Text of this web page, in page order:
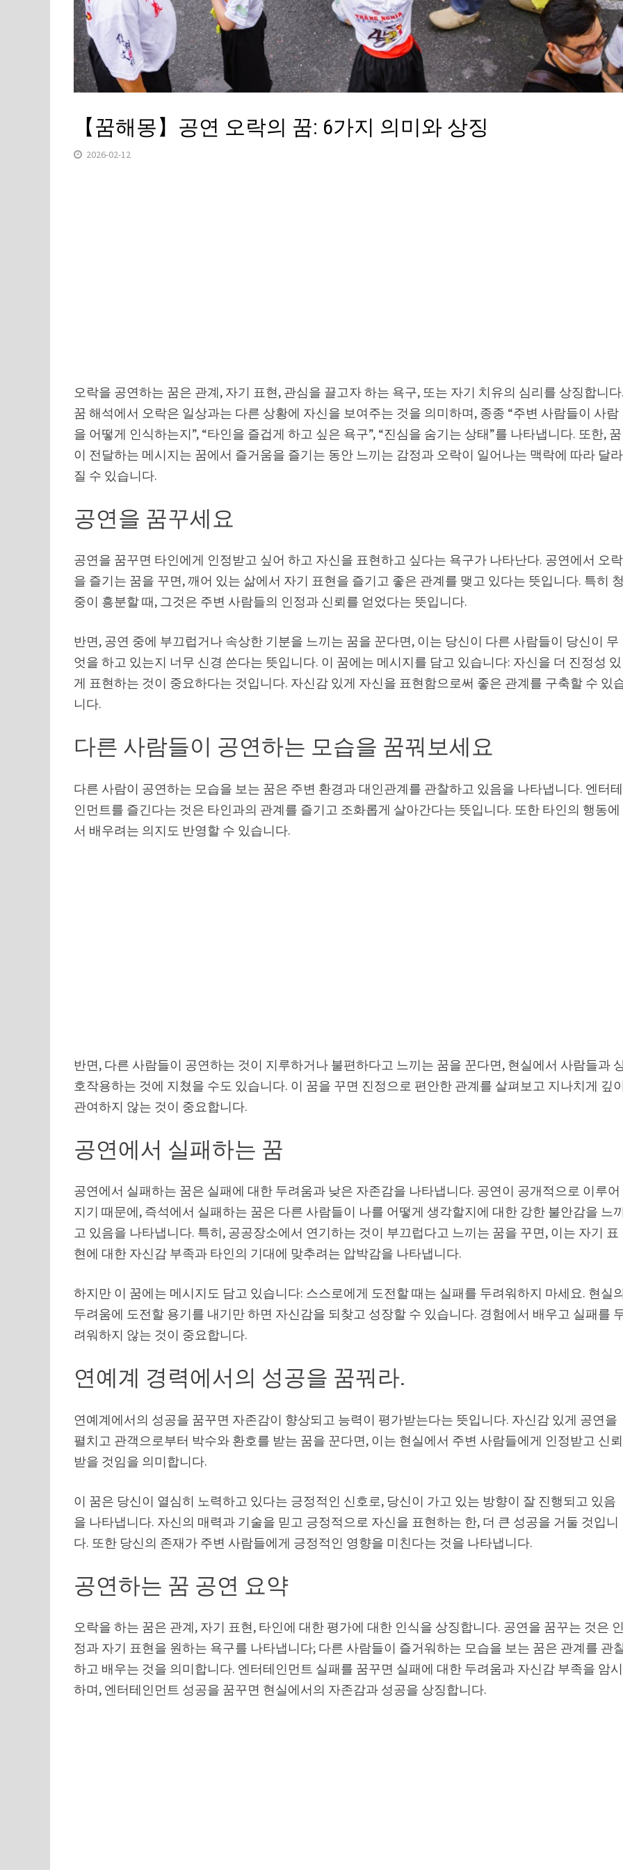
【꿈해몽】공연 오락의 꿈: 6가지 의미와 상징
2026-02-12
오락을 공연하는 꿈은 관계, 자기 표현, 관심을 끌고자 하는 욕구, 또는 자기 치유의 심리를 상징합니다.
꿈 해석에서 오락은 일상과는 다른 상황에 자신을 보여주는 것을 의미하며, 종종 “주변 사람들이 사람
을 어떻게 인식하는지”, “타인을 즐겁게 하고 싶은 욕구”, “진심을 숨기는 상태”를 나타냅니다. 또한, 꿈
이 전달하는 메시지는 꿈에서 즐거움을 즐기는 동안 느끼는 감정과 오락이 일어나는 맥락에 따라 달라
질 수 있습니다.
공연을 꿈꾸세요
공연을 꿈꾸면 타인에게 인정받고 싶어 하고 자신을 표현하고 싶다는 욕구가 나타난다. 공연에서 오락
을 즐기는 꿈을 꾸면, 깨어 있는 삶에서 자기 표현을 즐기고 좋은 관계를 맺고 있다는 뜻입니다. 특히 청
중이 흥분할 때, 그것은 주변 사람들의 인정과 신뢰를 얻었다는 뜻입니다.
반면, 공연 중에 부끄럽거나 속상한 기분을 느끼는 꿈을 꾼다면, 이는 당신이 다른 사람들이 당신이 무
엇을 하고 있는지 너무 신경 쓴다는 뜻입니다. 이 꿈에는 메시지를 담고 있습니다: 자신을 더 진정성 있
게 표현하는 것이 중요하다는 것입니다. 자신감 있게 자신을 표현함으로써 좋은 관계를 구축할 수 있
니다.
다른 사람들이 공연하는 모습을 꿈꿔보세요
다른 사람이 공연하는 모습을 보는 꿈은 주변 환경과 대인관계를 관찰하고 있음을 나타냅니다. 엔터테
인먼트를 즐긴다는 것은 타인과의 관계를 즐기고 조화롭게 살아간다는 뜻입니다. 또한 타인의 행동에
서 배우려는 의지도 반영할 수 있습니다.
반면, 다른 사람들이 공연하는 것이 지루하거나 불편하다고 느끼는 꿈을 꾼다면, 현실에서 사람들과
호작용하는 것에 지쳤을 수도 있습니다. 이 꿈을 꾸면 진정으로 편안한 관계를 살펴보고 지나치게 깊
관여하지 않는 것이 중요합니다.
공연에서 실패하는 꿈
공연에서 실패하는 꿈은 실패에 대한 두려움과 낮은 자존감을 나타냅니다. 공연이 공개적으로 이루어
지기 때문에, 즉석에서 실패하는 꿈은 다른 사람들이 나를 어떻게 생각할지에 대한 강한 불안감을 느
고 있음을 나타냅니다. 특히, 공공장소에서 연기하는 것이 부끄럽다고 느끼는 꿈을 꾸면, 이는 자기 표
현에 대한 자신감 부족과 타인의 기대에 맞추려는 압박감을 나타냅니다.
하지만 이 꿈에는 메시지도 담고 있습니다: 스스로에게 도전할 때는 실패를 두려워하지 마세요. 현실
두려움에 도전할 용기를 내기만 하면 자신감을 되찾고 성장할 수 있습니다. 경험에서 배우고 실패를
려워하지 않는 것이 중요합니다.
연예계 경력에서의 성공을 꿈꿔라.
연예계에서의 성공을 꿈꾸면 자존감이 향상되고 능력이 평가받는다는 뜻입니다. 자신감 있게 공연을
펼치고 관객으로부터 박수와 환호를 받는 꿈을 꾼다면, 이는 현실에서 주변 사람들에게 인정받고 신뢰
받을 것임을 의미합니다.
이 꿈은 당신이 열심히 노력하고 있다는 긍정적인 신호로, 당신이 가고 있는 방향이 잘 진행되고 있음
을 나타냅니다. 자신의 매력과 기술을 믿고 긍정적으로 자신을 표현하는 한, 더 큰 성공을 거둘 것입니
다. 또한 당신의 존재가 주변 사람들에게 긍정적인 영향을 미친다는 것을 나타냅니다.
공연하는 꿈 공연 요약
오락을 하는 꿈은 관계, 자기 표현, 타인에 대한 평가에 대한 인식을 상징합니다. 공연을 꿈꾸는 것은 인
정과 자기 표현을 원하는 욕구를 나타냅니다; 다른 사람들이 즐거워하는 모습을 보는 꿈은 관계를 관
하고 배우는 것을 의미합니다. 엔터테인먼트 실패를 꿈꾸면 실패에 대한 두려움과 자신감 부족을 암시
하며, 엔터테인먼트 성공을 꿈꾸면 현실에서의 자존감과 성공을 상징합니다.